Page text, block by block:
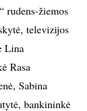
rudens-žiemos
televizijos
Lina
Rasa
Sabina
bankininkė